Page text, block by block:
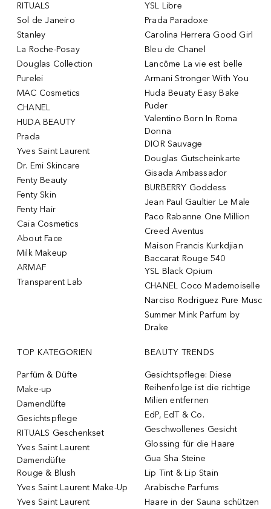
RITUALS
Sol de Janeiro
Stanley
La Roche-Posay
Douglas Collection
Purelei
MAC Cosmetics
CHANEL
HUDA BEAUTY
Prada
Yves Saint Laurent
Dr. Emi Skincare
Fenty Beauty
Fenty Skin
Fenty Hair
Caia Cosmetics
About Face
Milk Makeup
ARMAF
Transparent Lab
YSL Libre
Prada Paradoxe
Carolina Herrera Good Girl
Bleu de Chanel
Lancôme La vie est belle
Armani Stronger With You
Huda Beuaty Easy Bake
Puder
Valentino Born In Roma
Donna
DIOR Sauvage
Douglas Gutscheinkarte
Gisada Ambassador
BURBERRY Goddess
Jean Paul Gaultier Le Male
Paco Rabanne One Million
Creed Aventus
Maison Francis Kurkdjian
Baccarat Rouge 540
YSL Black Opium
CHANEL Coco Mademoiselle
Narciso Rodriguez Pure Musc
Summer Mink Parfum by
Drake
TOP KATEGORIEN
Parfüm & Düfte
Make-up
Damendüfte
Gesichtspflege
RITUALS Geschenkset
Yves Saint Laurent
Damendüfte
Rouge & Blush
Yves Saint Laurent Make-Up
Yves Saint Laurent
BEAUTY TRENDS
Gesichtspflege: Diese
Reihenfolge ist die richtige
Milien entfernen
EdP, EdT & Co.
Geschwollenes Gesicht
Glossing für die Haare
Gua Sha Steine
Lip Tint & Lip Stain
Arabische Parfums
Haare in der Sauna schützen